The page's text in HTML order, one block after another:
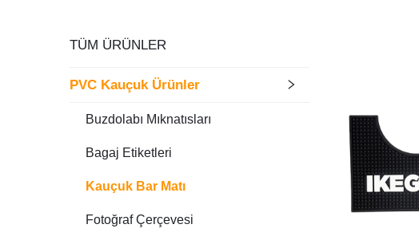
TÜM ÜRÜNLER
PVC Kauçuk Ürünler
Buzdolabı Mıknatısları
Bagaj Etiketleri
Kauçuk Bar Matı
Fotoğraf Çerçevesi